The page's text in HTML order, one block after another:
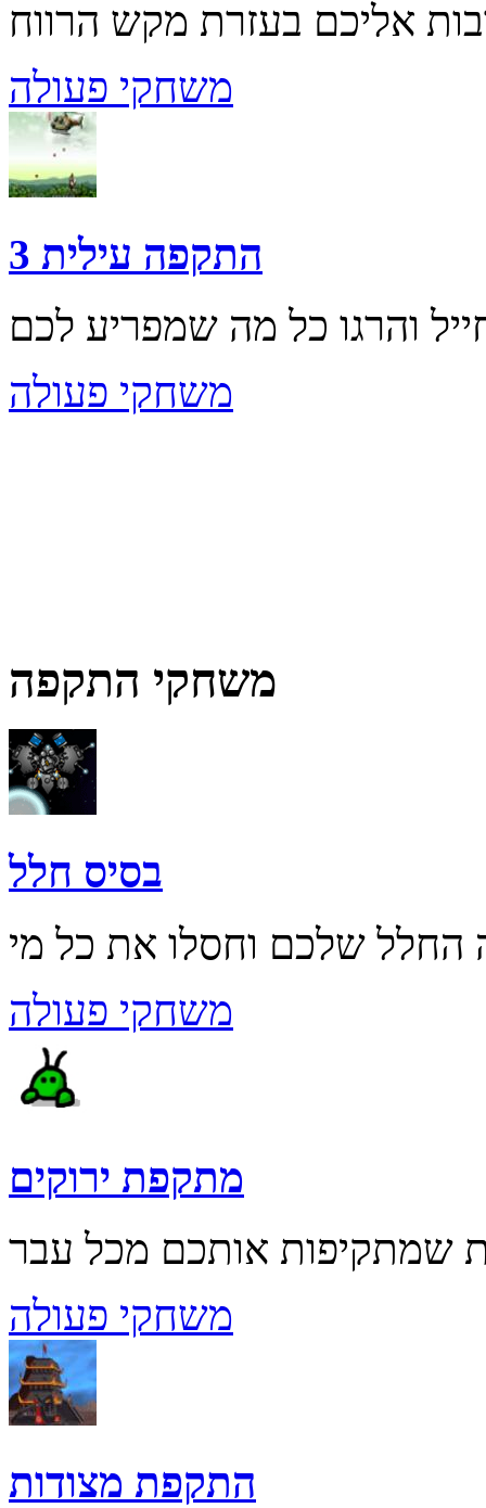
משחקי פעולה
התקפה עילית 3
משחקי פעולה
משחקי התקפה
בסיס חלל
משחקי פעולה
מתקפת ירוקים
משחקי פעולה
התקפת מצודות